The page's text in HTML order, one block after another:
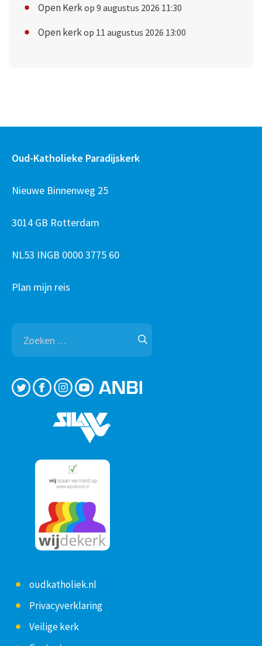
Open Kerkop 9 augustus 2026 11:30
Open kerkop 11 augustus 2026 13:00
Oud-Katholieke Paradijskerk
Nieuwe Binnenweg 25
3014 GB Rotterdam
NL53 INGB 0000 3775 60
Plan mijn reis
Zoeken
naar:
oudkatholiek.nl
Privacyverklaring
Veilige kerk